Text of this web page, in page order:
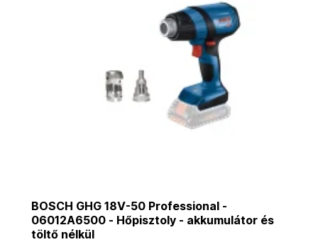
BOSCH GHG 18V-50 Professional -
06012A6500 - Hőpisztoly - akkumulátor és
töltő nélkül